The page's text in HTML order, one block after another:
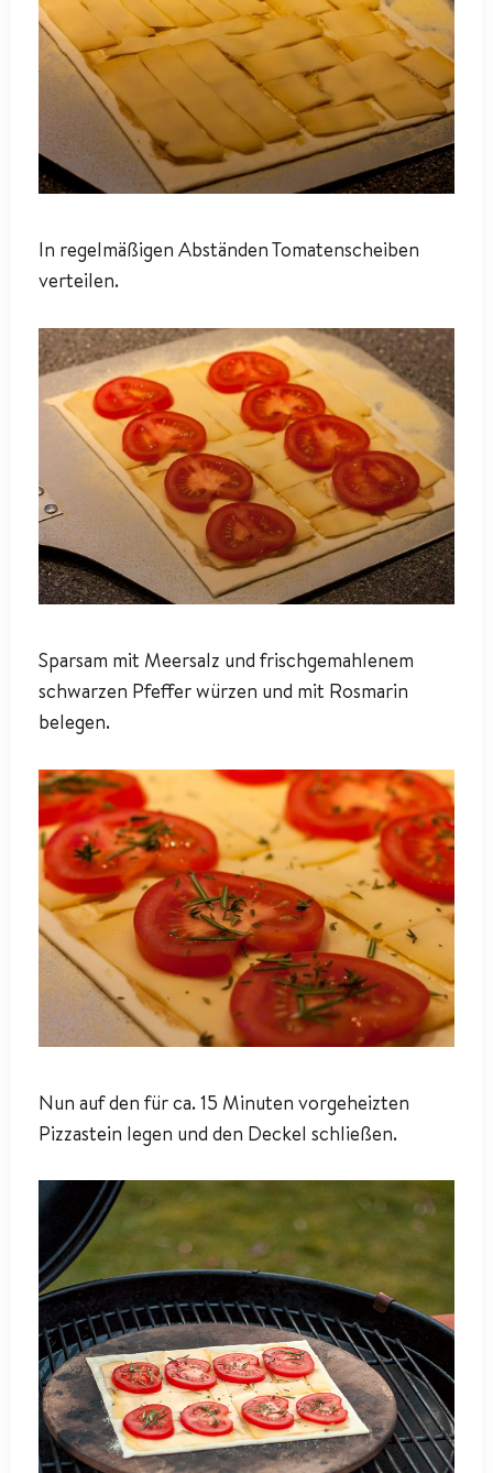
In regelmäßigen Abständen Tomatenscheiben
verteilen.
Sparsam mit Meersalz und frischgemahlenem
schwarzen Pfeffer würzen und mit Rosmarin
belegen.
Nun auf den für ca. 15 Minuten vorgeheizten
Pizzastein legen und den Deckel schließen.